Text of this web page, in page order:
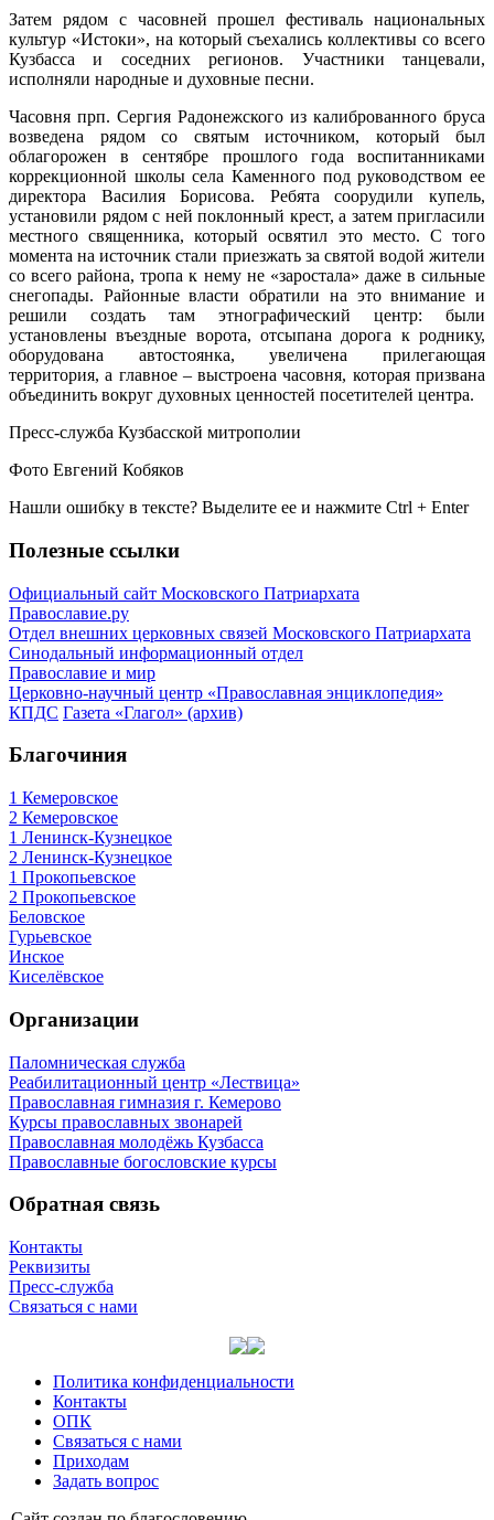
Затем рядом с часовней прошел фестиваль национальных
культур «Истоки», на который съехались коллективы со всего
Кузбасса и соседних регионов. Участники танцевали,
исполняли народные и духовные песни.
Часовня прп. Сергия Радонежского из калиброванного бруса
возведена рядом со святым источником, который был
облагорожен в сентябре прошлого года воспитанниками
коррекционной школы села Каменного под руководством ее
директора Василия Борисова. Ребята соорудили купель,
установили рядом с ней поклонный крест, а затем пригласили
местного священника, который освятил это место. С того
момента на источник стали приезжать за святой водой жители
со всего района, тропа к нему не «заростала» даже в сильные
снегопады. Районные власти обратили на это внимание и
решили создать там этнографический центр: были
установлены въездные ворота, отсыпана дорога к роднику,
оборудована автостоянка, увеличена прилегающая
территория, а главное – выстроена часовня, которая призвана
объединить вокруг духовных ценностей посетителей центра.
Пресс-служба Кузбасской митрополии
Фото Евгений Кобяков
Нашли ошибку в тексте? Выделите ее и нажмите Ctrl + Enter
Полезные ссылки
Официальный сайт Московского Патриархата
Православие.ру
Отдел внешних церковных связей Московского Патриархата
Синодальный информационный отдел
Православие и мир
Церковно-научный центр «Православная энциклопедия»
КПДС Газета «Глагол» (архив)
Благочиния
1 Кемеровское
2 Кемеровское
1 Ленинск-Кузнецкое
2 Ленинск-Кузнецкое
1 Прокопьевское
2 Прокопьевское
Беловское
Гурьевское
Инское
Киселёвское
Организации
Паломническая служба
Реабилитационный центр «Лествица»
Православная гимназия г. Кемерово
Курсы православных звонарей
Православная молодёжь Кузбасса
Православные богословские курсы
Обратная связь
Контакты
Реквизиты
Пресс-служба
Связаться с нами
Политика конфиденциальности
Контакты
ОПК
Связаться с нами
Приходам
Задать вопрос